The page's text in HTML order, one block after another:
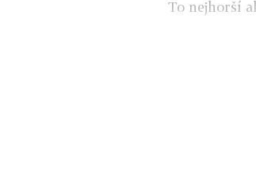
To nejhorší